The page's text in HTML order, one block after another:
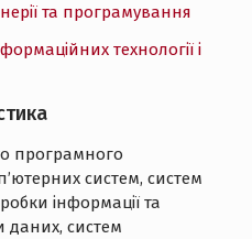
та програмування
технології і
програмного
систем, систем
інформації та
даних, систем